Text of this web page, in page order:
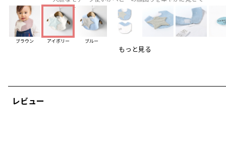
ブラウン アイボリー ブルー
レビュー
くれます♪
-----
透け感：なし
ブランド ／branshes
もっと見る